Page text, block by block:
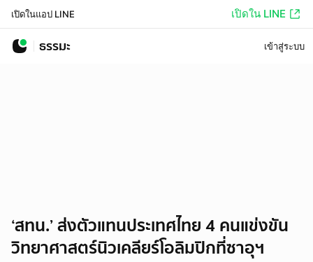
เปิดในแอป LINE เปิดใน LINE
ธรรมะ เข้าสู่ระบบ
‘สทน.’ ส่งตัวแทนประเทศไทย 4 คนแข่งขัน
วิทยาศาสตร์นิวเคลียร์โอลิมปิกที่ซาอุฯ